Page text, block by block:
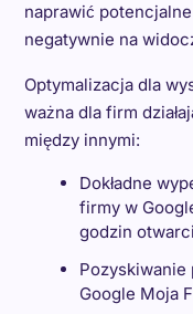
naprawić
negatywnie na
Optymalizacja dla
ważna dla firm
między innymi:
Dokładne
firmy w
godzin
Google Moja